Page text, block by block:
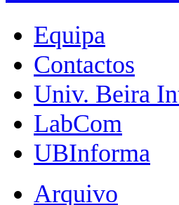
Equipa
Contactos
Univ. Beira
LabCom
UBInforma
Arquivo